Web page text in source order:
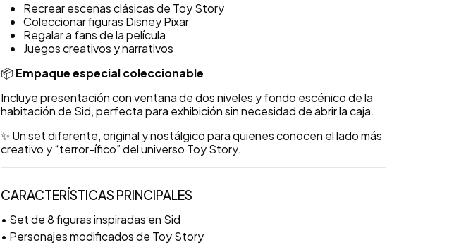
Recrear escenas clásicas de Toy Story
Coleccionar figuras Disney Pixar
Regalar a fans de la película
Juegos creativos y narrativos
📦 Empaque especial coleccionable
Incluye presentación con ventana de dos niveles y fondo escénico de la
habitación de Sid, perfecta para exhibición sin necesidad de abrir la caja.
✨ Un set diferente, original y nostálgico para quienes conocen el lado más
creativo y “terror-ífico” del universo Toy Story.
CARACTERÍSTICAS PRINCIPALES
• Set de 8 figuras inspiradas en Sid
• Personajes modificados de Toy Story